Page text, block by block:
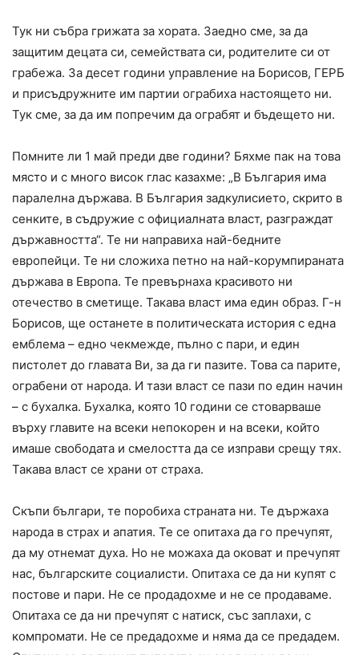
Тук ни събра грижата за хората. Заедно сме, за да
защитим децата си, семействата си, родителите си от
грабежа. За десет години управление на Борисов, ГЕРБ
и присъдружните им партии ограбиха настоящето ни.
Тук сме, за да им попречим да ограбят и бъдещето ни.
Помните ли 1 май преди две години? Бяхме пак на това
място и с много висок глас казахме: „В България има
паралелна държава. В България задкулисието, скрито в
сенките, в съдружие с официалната власт, разграждат
държавността“. Те ни направиха най-бедните
европейци. Те ни сложиха петно на най-корумпираната
държава в Европа. Те превърнаха красивото ни
отечество в сметище. Такава власт има един образ. Г-н
Борисов, ще останете в политическата история с една
емблема – едно чекмежде, пълно с пари, и един
пистолет до главата Ви, за да ги пазите. Това са парите,
ограбени от народа. И тази власт се пази по един начин
– с бухалка. Бухалка, която 10 години се стоварваше
върху главите на всеки непокорен и на всеки, който
имаше свободата и смелостта да се изправи срещу тях.
Такава власт се храни от страха.
Скъпи българи, те поробиха страната ни. Те държаха
народа в страх и апатия. Те се опитаха да го пречупят,
да му отнемат духа. Но не можаха да оковат и пречупят
нас, българските социалисти. Опитаха се да ни купят с
постове и пари. Не се продадохме и не се продаваме.
Опитаха се да ни пречупят с натиск, със заплахи, с
компромати. Не се прeдадохме и няма да се предадем.